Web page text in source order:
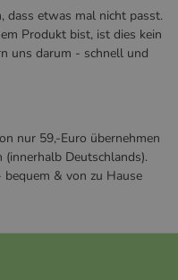
dass etwas mal nicht passt.
Produkt bist, ist dies kein
uns darum - schnell und
nur 59,-Euro übernehmen
Deutschlands).
bequem & von zu Hause